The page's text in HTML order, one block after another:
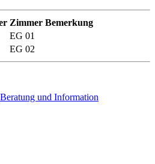
Zimmer Bemerkung
EG 01
EG 02
und Information